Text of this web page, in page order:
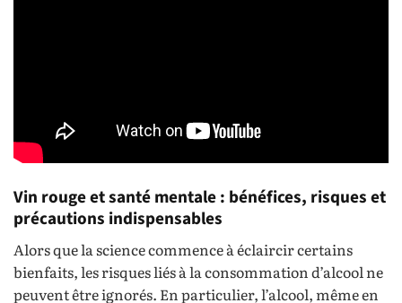
Vin rouge et santé mentale : bénéfices, risques et
précautions indispensables
Alors que la science commence à éclaircir certains
bienfaits, les risques liés à la consommation d’alcool ne
peuvent être ignorés. En particulier, l’alcool, même en